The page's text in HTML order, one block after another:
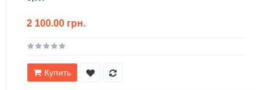
2 100.00 грн.
Купить